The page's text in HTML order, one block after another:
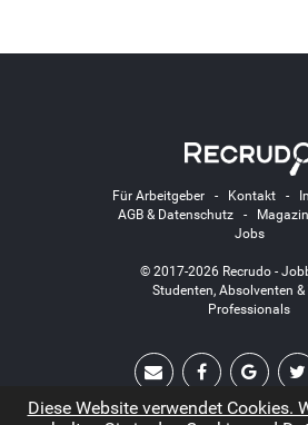
Für Arbeitgeber- Kontakt-
AGB & Datenschutz- Magazin
Jobs
© 2017-2026 Recrudo -
Studenten, Absolventen &
Professionals
Diese Website verwendet Cookies.